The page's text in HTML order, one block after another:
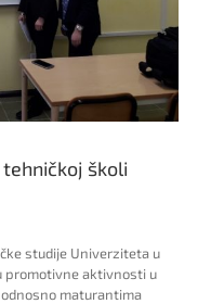
školi
studije Univerziteta u
promotivne aktivnosti u
maturantima